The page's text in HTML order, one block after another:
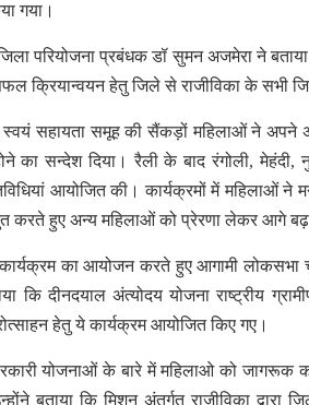
गया।
जिला परियोजना प्रबंधक डॉ सुमन अजमेरा ने
क्रियान्वयन हेतु जिले से राजीविका के सभी
सहायता समूह की सैंकड़ों महिलाओं ने अपने
का सन्देश दिया। रैली के बाद रंगोली,
आयोजित की। कार्यक्रमों में
करते हुए अन्य महिलाओं को प्रेरणा लेकर आगे
का आयोजन करते हुए आगामी लोकसभा
कि दीनदयाल अंत्योदय योजना राष्ट्रीय
हेतु ये कार्यक्रम आयोजित किए गए।
योजनाओं के बारे में महिलाओ को जागरूक
बताया कि मिशन अंतर्गत राजीविका